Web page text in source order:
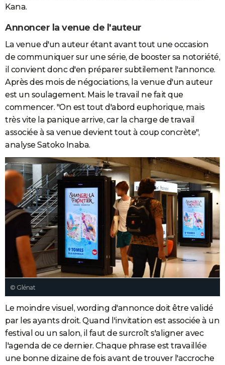
Kana.
Annoncer la venue de l'auteur
La venue d'un auteur étant avant tout une occasion
de communiquer sur une série, de booster sa notoriété,
il convient donc d'en préparer subtilement l'annonce.
Après des mois de négociations, la venue d'un auteur
est un soulagement. Mais le travail ne fait que
commencer. "On est tout d'abord euphorique, mais
très vite la panique arrive, car la charge de travail
associée à sa venue devient tout à coup concrète",
analyse Satoko Inaba.
© Glénat
Le moindre visuel, wording d'annonce doit être validé
par les ayants droit. Quand l'invitation est associée à un
festival ou un salon, il faut de surcroît s'aligner avec
l'agenda de ce dernier. Chaque phrase est travaillée
une bonne dizaine de fois avant de trouver l'accroche